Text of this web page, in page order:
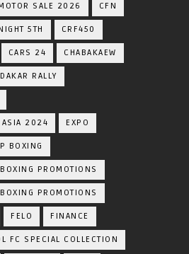
SALE 2026 CFN
5TH CRF450
CARS 24 CHABAKAEW
DAKAR RALLY
ASIA 2024 EXPO
BOXING
PROMOTIONS
PROMOTIONS
FELO FINANCE
FC SPECIAL COLLECTION